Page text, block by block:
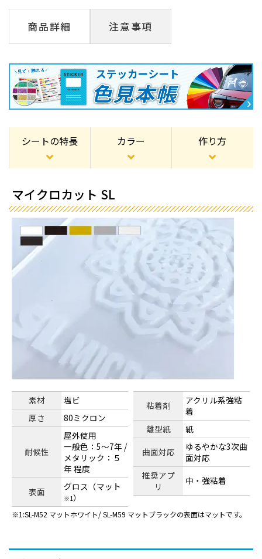
商品詳細 注意事項
シートの特長 カラー 作り方
マイクロカット SL
素材
塩ビ
厚さ
80ミクロン
耐候性
屋外使用
一般色：5～7年 /
メタリック：５
年 程度
表面
グロス（マット
※1）
粘着剤
アクリル系強粘
着
離型紙
紙
曲面対応
ゆるやかな3次曲
面対応
推奨アプ
リ
中・強粘着
1:SL-M52 マットホワイト/ SL-M59 マットブラックの表面はマットです。